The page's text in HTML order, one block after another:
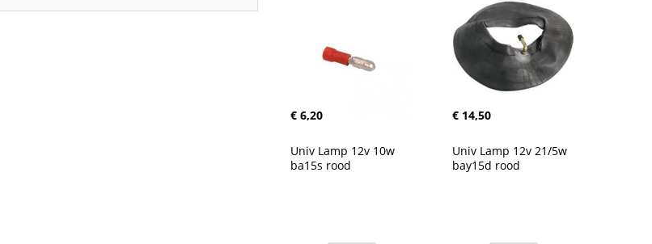
€ 6,20 € 14,50
Univ Lamp 12v 10w
ba15s rood
Univ Lamp 12v 21/5w
bay15d rood